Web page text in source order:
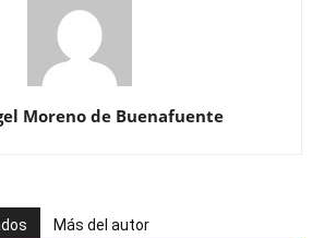
Moreno de Buenafuente
Más del autor